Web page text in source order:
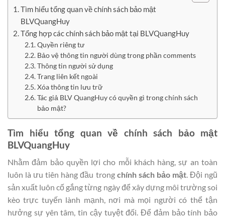
Tìm hiểu tổng quan về chính sách bảo mật
BLVQuangHuy
Tổng hợp các chính sách bảo mật tại BLVQuangHuy
Quyền riêng tư
Bảo vệ thông tin người dùng trong phần comments
Thông tin người sử dụng
Trang liên kết ngoài
Xóa thông tin lưu trữ
Tác giả BLV QuangHuy có quyền gì trong chính sách
bảo mật?
Tìm hiểu tổng quan về chính sách bảo mật
BLVQuangHuy
Nhằm đảm bảo quyền lợi cho mỗi khách hàng, sự an toàn
luôn là ưu tiên hàng đầu trong chính sách bảo mật. Đội ngũ
sản xuất luôn cố gắng từng ngày để xây dựng môi trường soi
kèo trực tuyến lành mạnh, nơi mà mọi người có thể tận
hưởng sự yên tâm, tin cậy tuyệt đối. Để đảm bảo tính bảo